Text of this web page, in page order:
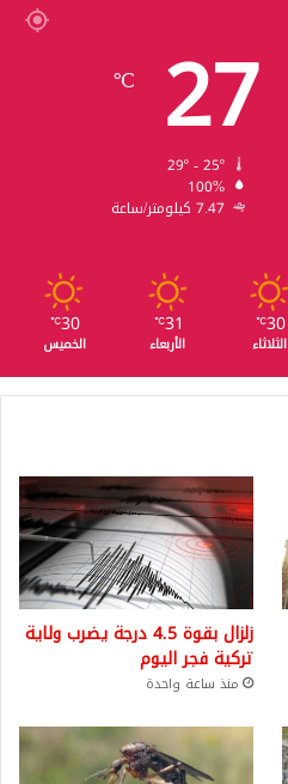
27
℃
100%
7.47 كيلومتر/ساعة
30
℃
الثلاثاء
31
℃
الأربعاء
30
℃
الخميس
زلزال بقوة 4.5 درجة يضرب ولاية
تركية فجر اليوم
منذ ساعة واحدة